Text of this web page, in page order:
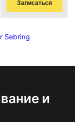
Записаться
Sebring
и